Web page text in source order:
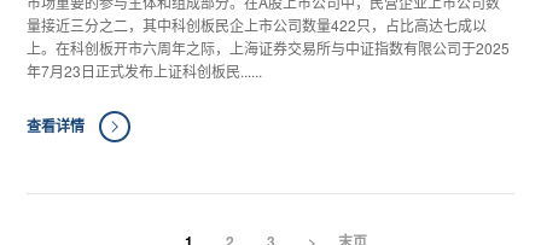
量接近三分之二，其中科创板民企上市公司数量422只，占比高达七成以
上。在科创板开市六周年之际，上海证券交易所与中证指数有限公司于2025
年7月23日正式发布上证科创板民......
查看详情